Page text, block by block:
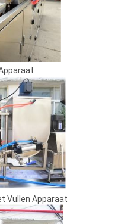
Vullen Apparaat